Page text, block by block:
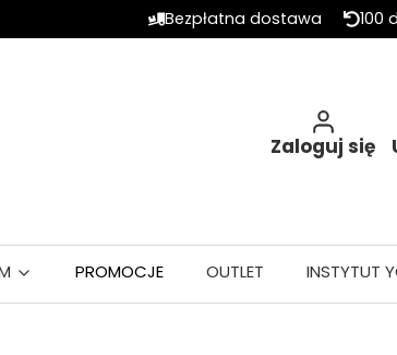
Bezpłatna dostawa 100
Zaloguj się
PROMOCJE OUTLET INSTYTUT